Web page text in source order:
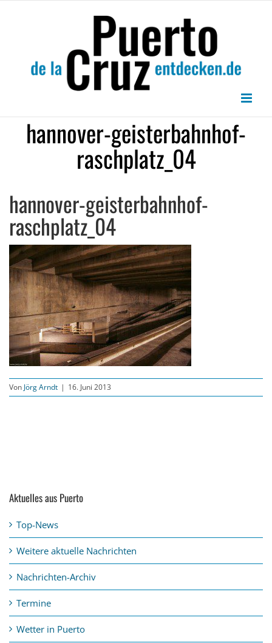
hannover-geisterbahnhof-
raschplatz_04
hannover-geisterbahnhof-
raschplatz_04
Von Jörg Arndt | 16. Juni 2013
Aktuelles aus Puerto
Top-News
Weitere aktuelle Nachrichten
Nachrichten-Archiv
Termine
Wetter in Puerto